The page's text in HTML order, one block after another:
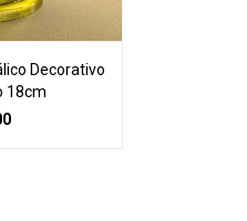
Decorativo
18cm